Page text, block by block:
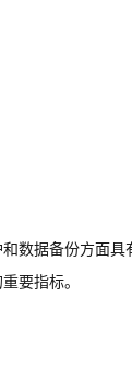
数据备份方面
要指标。